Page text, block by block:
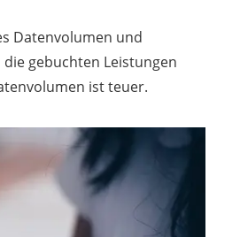
Datenvolumen und
gebuchten Leistungen
ist teuer.